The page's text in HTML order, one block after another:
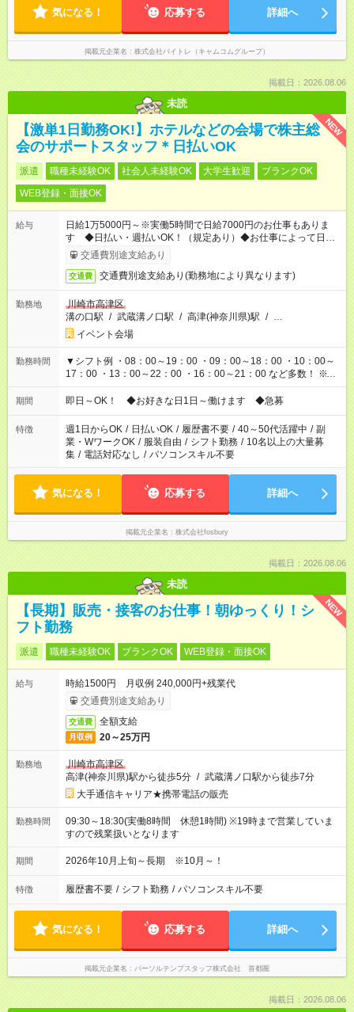
気になる！ 応募する 詳細へ
掲載元企業名 株式会社バイトレ（キャムコムグループ）
掲載日：2026.08.06
未読
NEW
【激単1日勤務OK!】ホテルなどの会場で株主総
会のサポートスタッフ＊日払いOK
派遣 職種未経験OK 社会人未経験OK 大学生歓迎
ブランクOK
WEB登録・面接OK
給与
日給1万5000円～※実働5時間で日給7000円のお仕事もありま
す ◆日払い・週払いOK！（規定あり）◆お仕事によって日給も
異なります
交通費別途支給あり
交通費 交通費別途支給あり(勤務地により異なります)
勤務地
川崎市高津区
溝の口駅 / 武蔵溝ノ口駅 / 高津(神奈川県)駅 / …
イベント会場
勤務時間
▼シフト例 ・08：00～19：00 ・09：00～18：00 ・10：00～
17：00 ・13：00～22：00 ・16：00～21：00 など多数！ ※お
仕事により勤務時間が異なります
期間 即日～OK！ ◆お好きな日1日～働けます ◆急募
特徴 週1日からOK / 日払いOK / 履歴書不要 / 40～50代活躍中 / 副
業・WワークOK / 服装自由 / シフト勤務 / 10名以上の大量募
集 / 電話対応なし / パソコンスキル不要
気になる！ 応募する 詳細へ
掲載元企業名 株式会社fosbury
掲載日：2026.08.06
未読
NEW
【長期】販売・接客のお仕事！朝ゆっくり！シ
フト勤務
派遣 職種未経験OK ブランクOK WEB登録・面接OK
給与
時給1500円 月収例 240,000円+残業代
交通費別途支給あり
交通費 全額支給
月収例 20～25万円
勤務地
川崎市高津区
高津(神奈川県)駅から徒歩5分 / 武蔵溝ノ口駅から徒歩7分
大手通信キャリア★携帯電話の販売
勤務時間
09:30～18:30(実働8時間 休憩1時間) ※19時まで営業していま
すので残業扱いとなります
期間 2026年10月上旬～長期 ※10月～！
特徴 履歴書不要 / シフト勤務 / パソコンスキル不要
気になる！ 応募する 詳細へ
掲載元企業名 パーソルテンプスタッフ株式会社 首都圏
掲載日：2026.08.06